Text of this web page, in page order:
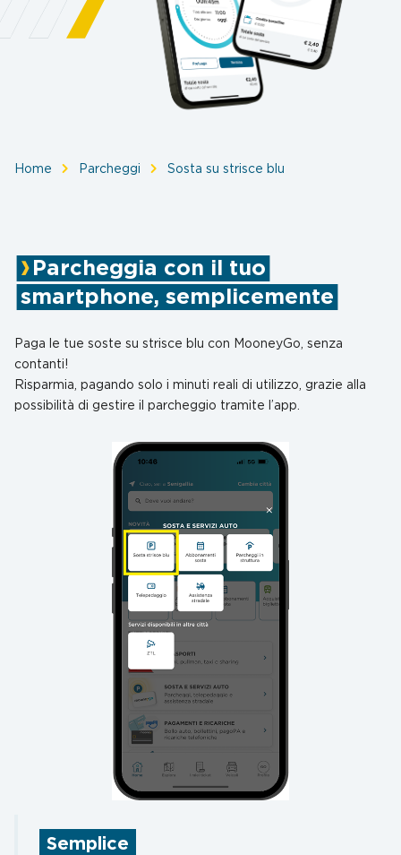
Parcheggia con il tuo
smartphone, semplicemente
Paga le tue soste su strisce blu con MooneyGo, senza
contanti!
Risparmia, pagando solo i minuti reali di utilizzo, grazie alla
possibilità di gestire il parcheggio tramite l’app.
Semplice